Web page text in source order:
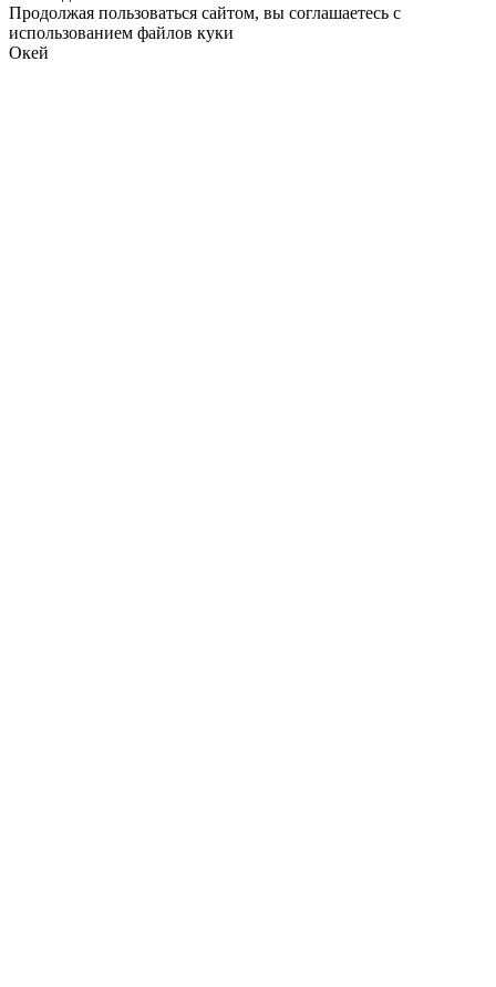
Продолжая пользоваться сайтом, вы соглашаетесь с
использованием файлов куки
Окей